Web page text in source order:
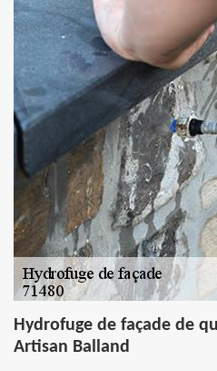
Hydrofuge de façade de
Artisan Balland